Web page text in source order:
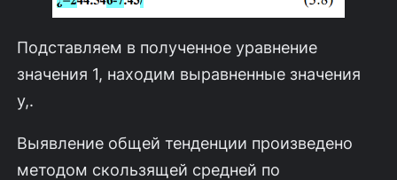
Подставляем в полученное уравнение
значения 1, находим выравненные значения
у,.
Выявление общей тенденции произведено
методом скользящей средней по